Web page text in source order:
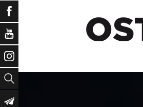
Facebook
YouTube
Instagram
Vyhledat
Newsletter